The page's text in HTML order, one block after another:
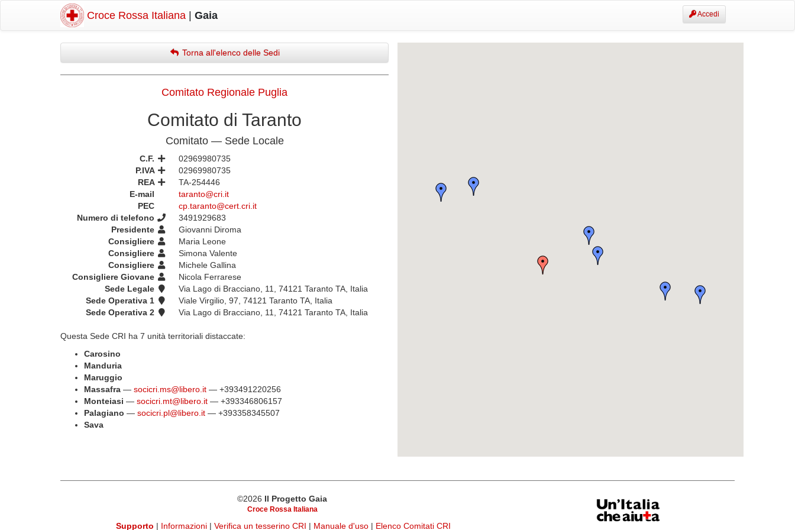
Croce Rossa Italiana Gaia Accedi
Torna all'elenco delle Sedi
Comitato Regionale Puglia
Comitato di Taranto
Comitato — Sede Locale
C.F.
02969980735
P.IVA
02969980735
REA
TA-254446
E-mail
taranto@cri.it
PEC
cp.taranto@cert.cri.it
Numero di telefono
3491929683
Presidente
Giovanni Diroma
Consigliere
Maria Leone
Consigliere
Simona Valente
Consigliere
Michele Gallina
Consigliere Giovane
Nicola Ferrarese
Sede Legale
Via Lago di Bracciano, 11, 74121 Taranto TA, Italia
Sede Operativa 1
Viale Virgilio, 97, 74121 Taranto TA, Italia
Sede Operativa 2
Via Lago di Bracciano, 11, 74121 Taranto TA, Italia
Questa Sede CRI ha 7 unità territoriali distaccate:
Carosino
Manduria
Maruggio
Massafra — socicri.ms@libero.it — +393491220256
Monteiasi — socicri.mt@libero.it — +393346806157
Palagiano — socicri.pl@libero.it — +393358345507
Sava
©2026 Il Progetto Gaia
Croce Rossa Italiana
Supporto | Informazioni | Verifica un tesserino CRI | Manuale d'uso | Elenco Comitati CRI